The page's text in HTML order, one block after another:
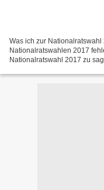
Was ich zur
Nationalratswahlen 2017
Nationalratswahl 2017 zu